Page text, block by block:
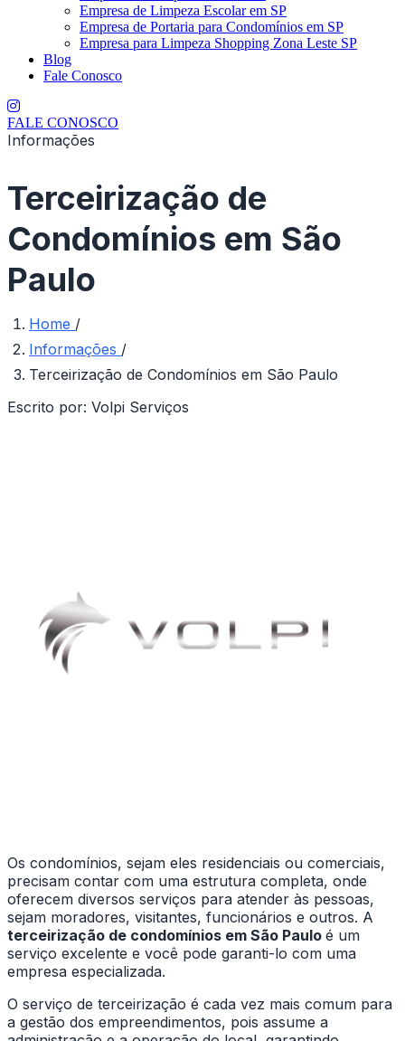
Empresa de Limpeza Escolar em SP
Empresa de Portaria para Condomínios em SP
Empresa para Limpeza Shopping Zona Leste SP
Blog
Fale Conosco
FALE CONOSCO
Informações
Terceirização de
Condomínios em São
Paulo
Home /
Informações /
Terceirização de Condomínios em São Paulo
Escrito por: Volpi Serviços
Os condomínios, sejam eles residenciais ou comerciais,
precisam contar com uma estrutura completa, onde
oferecem diversos serviços para atender às pessoas,
sejam moradores, visitantes, funcionários e outros. A
terceirização de condomínios em São Paulo é um
serviço excelente e você pode garanti-lo com uma
empresa especializada.
O serviço de terceirização é cada vez mais comum para
a gestão dos empreendimentos, pois assume a